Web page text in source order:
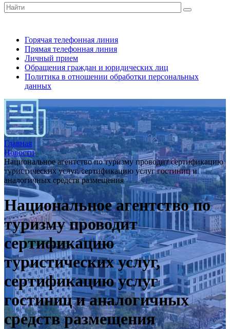
Горячая телефонная линия
Прямая телефонная линия
Личный прием
Обращения граждан и юридических лиц
Политика в отношении обработки персональных
данных
Главная
Новости
Национальное агентство по туризму проводит сертификацию
туристических услуг, сертификацию услуг гостиниц и
аналогичных средств размещения
Национальное агентство по
туризму проводит
сертификацию
туристических услуг,
сертификацию услуг
гостиниц и аналогичных
средств размещения